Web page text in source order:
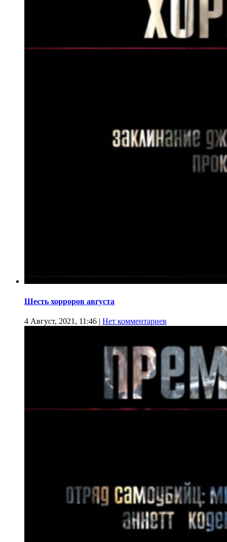
Шесть хорроров августа
4 Август, 2021, 11:46 | Нет комментариев